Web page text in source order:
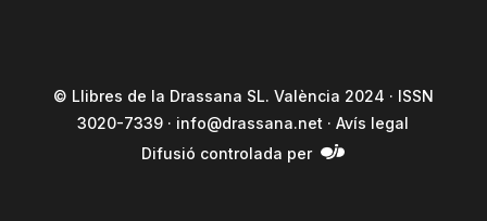
© Llibres de la Drassana SL. València 2024 · ISSN
3020-7339 · info@drassana.net ·Avís legal
Difusió controlada per